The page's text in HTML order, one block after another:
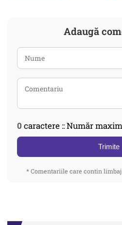
Adaugă
0 caractere :: Număr
Trimite
* Comentariile care contin